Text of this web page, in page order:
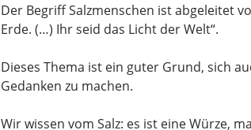
Der Begriff Salzmenschen ist abgeleitet
Erde. (…) Ihr seid das Licht der Welt“.
Dieses Thema ist ein guter Grund, sich
Gedanken zu machen.
Wir wissen vom Salz: es ist eine Würze,